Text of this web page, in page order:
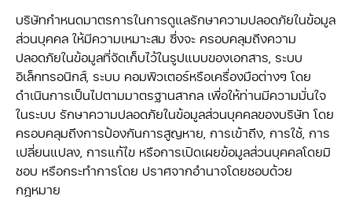
บริษัทกำหนดมาตรการในการดูแลรักษาความปลอดภัยในข้อมูล
ส่วนบุคคล ให้มีความเหมาะสม ซึ่งจะ ครอบคลุมถึงความ
ปลอดภัยในข้อมูลที่จัดเก็บไว้ในรูปแบบของเอกสาร, ระบบ
อิเล็กทรอนิกส์, ระบบ คอมพิวเตอร์หรือเครื่องมือต่างๆ โดย
ดำเนินการเป็นไปตามมาตรฐานสากล เพื่อให้ท่านมีความมั่นใจ
ในระบบ รักษาความปลอดภัยในข้อมูลส่วนบุคคลของบริษัท โดย
ครอบคลุมถึงการป้องกันการสูญหาย, การเข้าถึง, การใช้, การ
เปลี่ยนแปลง, การแก้ไข หรือการเปิดเผยข้อมูลส่วนบุคคลโดยมิ
ชอบ หรือกระทำการโดย ปราศจากอำนาจโดยชอบด้วย
กฎหมาย